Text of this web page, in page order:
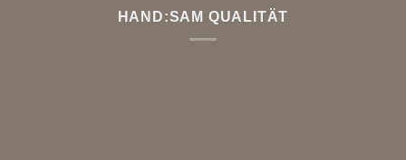
HAND:SAM QUALITÄT